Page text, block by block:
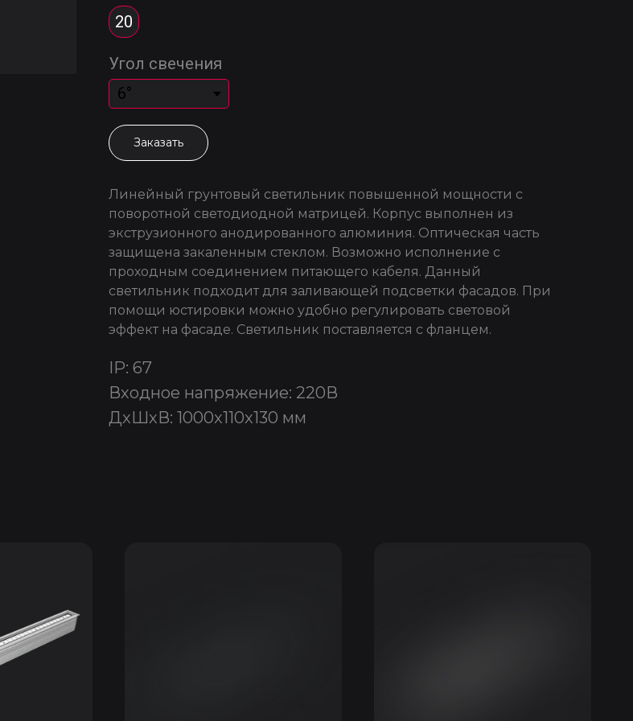
20
Угол свечения
Заказать
Линейный грунтовый светильник повышенной мощности с
поворотной светодиодной матрицей. Корпус выполнен из
экструзионного анодированного алюминия. Оптическая часть
защищена закаленным стеклом. Возможно исполнение с
проходным соединением питающего кабеля. Данный
светильник подходит для заливающей подсветки фасадов. При
помощи юстировки можно удобно регулировать световой
эффект на фасаде. Светильник поставляется с фланцем.
IP: 67
Входное напряжение: 220В
ДxШxВ: 1000x110x130 мм